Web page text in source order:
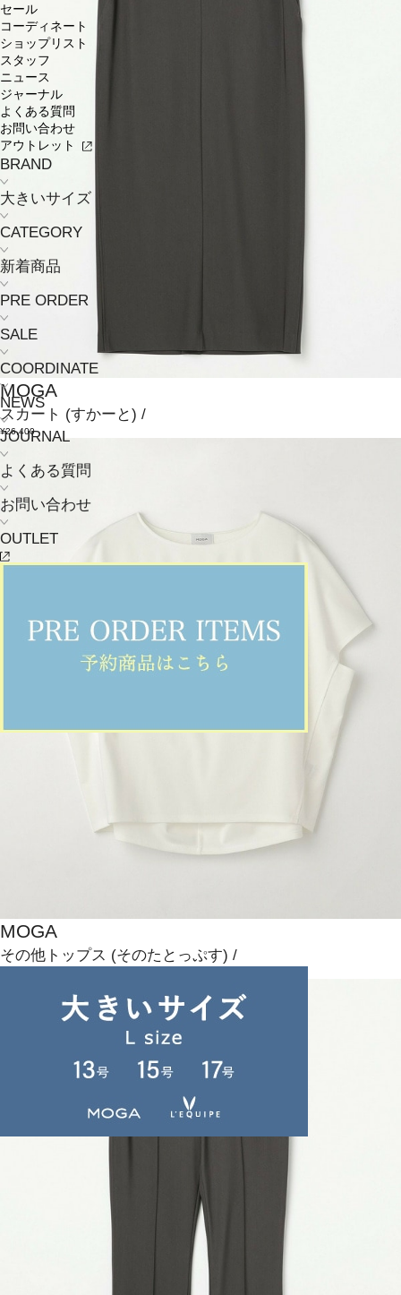
セール
コーディネート
ショップリスト
スタッフ
ニュース
ジャーナル
よくある質問
お問い合わせ
アウトレット
BRAND
大きいサイズ
CATEGORY
新着商品
PRE ORDER
SALE
COORDINATE
NEWS
JOURNAL
よくある質問
お問い合わせ
OUTLET
MOGA
スカート (すかーと) /
¥26,400
MOGA
その他トップス (そのたとっぷす) /